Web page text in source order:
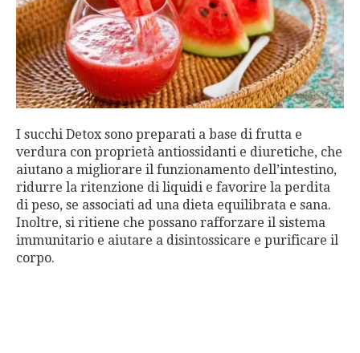
I succhi Detox sono preparati a base di frutta e
verdura con proprietà antiossidanti e diuretiche, che
aiutano a migliorare il funzionamento dell’intestino,
ridurre la ritenzione di liquidi e favorire la perdita
di peso, se associati ad una dieta equilibrata e sana.
Inoltre, si ritiene che possano rafforzare il sistema
immunitario e aiutare a disintossicare e purificare il
corpo.